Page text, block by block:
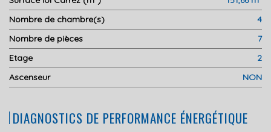
Nombre de chambre(s)
4
Nombre de pièces
7
Etage
2
Ascenseur
NON
DIAGNOSTICS DE PERFORMANCE ÉNERGÉTIQUE